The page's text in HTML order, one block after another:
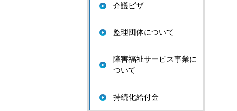
介護ビザ
監理団体について
障害福祉サービス事業に
ついて
持続化給付金